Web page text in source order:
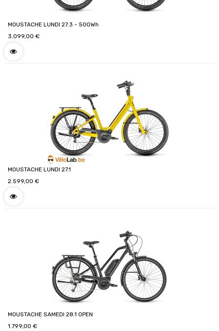
MOUSTACHE LUNDI 27.3 - 500Wh
3.099,00 €
MOUSTACHE LUNDI 27.1
2.599,00 €
MOUSTACHE SAMEDI 28.1 OPEN
1.799,00 €